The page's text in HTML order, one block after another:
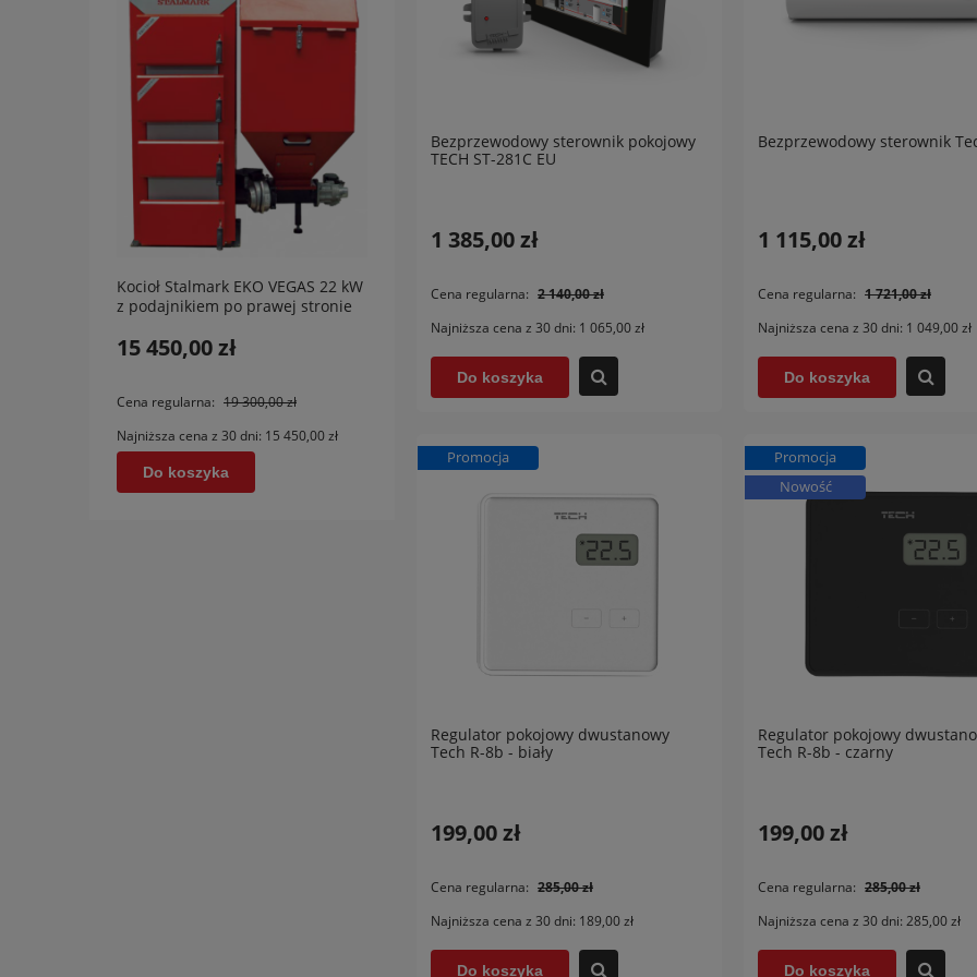
Kocioł Stalmark EKO VEGAS 22 kW
z podajnikiem po prawej stronie
15 450,00 zł
Cena regularna: 19 300,00 zł
Najniższa cena z 30 dni: 15 450,00 zł
Do koszyka
Kocioł zasypowy na węgiel
Ogniwo Classic DS 18 kW
Do koszyka
Kocioł kombinowany
COMBI PELLET 25
Do koszyka
Bezprzewodowy sterownik pokojowy
TECH ST-281C EU
1 385,00 zł
Cena regularna: 2 140,00 zł
Najniższa cena z 30 dni: 1 065,00 zł
Do koszyka
Bezprzewodowy sterownik
1 115,00 zł
Cena regularna: 1 721,00 zł
Najniższa cena z 30 dni: 1 049,00 zł
Do koszyka
Regulator pokojowy dwustanowy
Tech R-8b - biały
199,00 zł
Cena regularna: 285,00 zł
Najniższa cena z 30 dni: 189,00 zł
Do koszyka
Promocja
Regulator pokojowy
Tech R-8b - czarny
199,00 zł
Cena regularna: 285,00 zł
Najniższa cena z 30 dni: 285,00 zł
Do koszyka
Promocja
Nowość